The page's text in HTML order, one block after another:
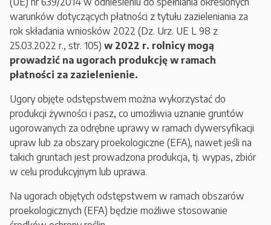
warunków dotyczących płatności z tytułu zazieleniania za
rok składania wniosków 2022 (Dz. Urz. UE L 98 z
25.03.2022 r., str. 105) w 2022 r. rolnicy mogą
prowadzić na ugorach produkcję w ramach
płatności za zazielenienie.
Ugory objęte odstępstwem można wykorzystać do
produkcji żywności i pasz, co umożliwia uznanie gruntów
ugorowanych za odrębne uprawy w ramach dywersyfikacji
upraw lub za obszary proekologiczne (EFA), nawet jeśli na
takich gruntach jest prowadzona produkcja, tj. wypas, zbiór
w celu produkcyjnym lub uprawa.
Na ugorach objętych odstępstwem w ramach obszarów
proekologicznych (EFA) będzie możliwe stosowanie